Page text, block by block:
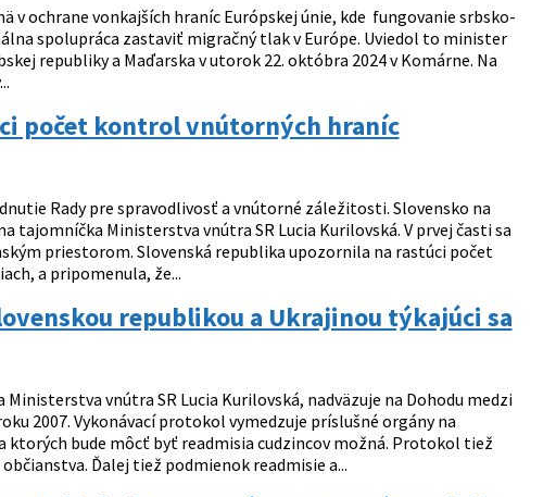
ochrane vonkajších hraníc Európskej únie, kde fungovanie srbsko-
spolupráca zastaviť migračný tlak v Európe. Uviedol to minister
republiky a Maďarska v utorok 22. októbra 2024 v Komárne. Na
počet kontrol vnútorných hraníc
Rady pre spravodlivosť a vnútorné záležitosti. Slovensko na
Ministerstva vnútra SR Lucia Kurilovská. V prvej časti sa
priestorom. Slovenská republika upozornila na rastúci počet
a pripomenula, že...
republikou a Ukrajinou týkajúci sa
vnútra SR Lucia Kurilovská, nadväzuje na Dohodu medzi
2007. Vykonávací protokol vymedzuje príslušné orgány na
ktorých bude môcť byť readmisia cudzincov možná. Protokol tiež
Ďalej tiež podmienok readmisie a...